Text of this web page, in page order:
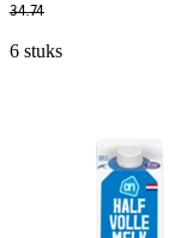
34.74
6 stuks